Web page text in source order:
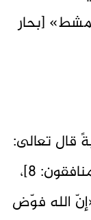
[بحار
قال تعالى:
{وَلِلَّهِ الْعِزَّةُ وَلِرَسُولِهِ وَلِلْمُؤْمِنِينَ} [المنافقون: 8]،
الله فوّض